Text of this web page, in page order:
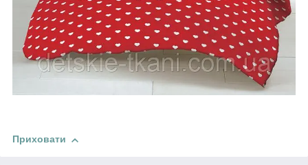
Приховати